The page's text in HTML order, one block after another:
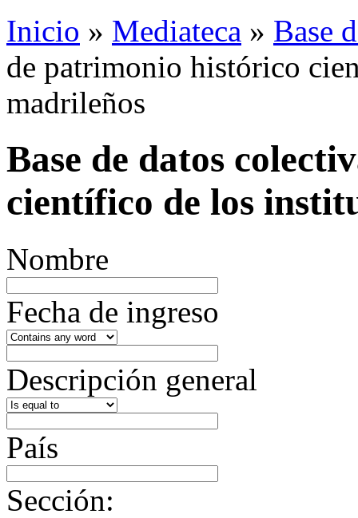
Inicio » Mediateca » Base
de patrimonio histórico
madrileños
Base de datos
científico de los
Nombre
Fecha de ingreso
Descripción general
País
Sección: